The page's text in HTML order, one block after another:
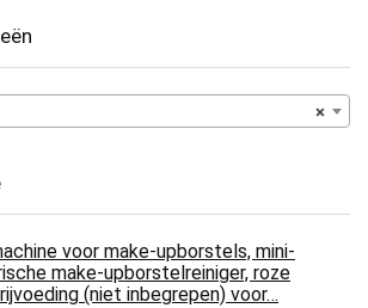
×
voor make-upborstels, mini-
make-upborstelreiniger, roze
(niet inbegrepen) voor…